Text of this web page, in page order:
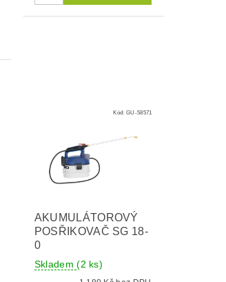
Kód: GU-58571
AKUMULÁTOROVÝ
POSŘIKOVAČ SG 18-
0
Skladem(2 ks)